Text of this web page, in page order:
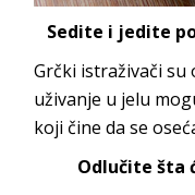
Sedite i jedite
Grčki istraživači
uživanje u jelu
koji čine da se
Odlučite šta